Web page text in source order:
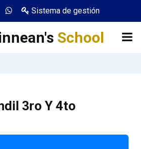
Sistema de gestión
School
3ro Y 4to